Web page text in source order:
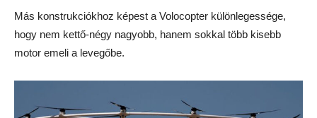
Más konstrukciókhoz képest a Volocopter különlegessége,
hogy nem kettő-négy nagyobb, hanem sokkal több kisebb
motor emeli a levegőbe.